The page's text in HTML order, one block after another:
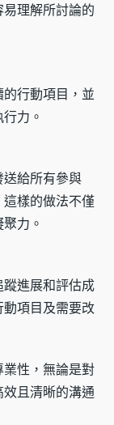
理解所討論的
行動項目，並
力。
給所有參與
樣的做法不僅
力。
進展和評估成
項目及需要改
性，無論是對
且清晰的溝通